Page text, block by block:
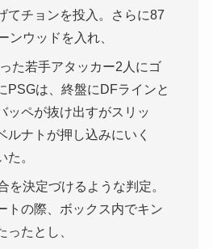
てチョンを投入。さらに87
ンウッドを入れ、
た若手アタッカー2人にゴ
PSGは、終盤にDFラインと
ッペが抜け出すがスリッ
ルナトが押し込みにいく
た。
を決定づけるような判定。
トの際、ボックス内でキン
ったとし、